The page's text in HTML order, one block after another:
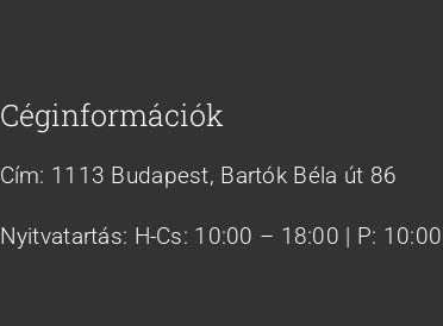
Céginformációk
Cím: 1113 Budapest, Bartók Béla út 86
Nyitvatartás: H-Cs: 10:00 – 18:00 | P: